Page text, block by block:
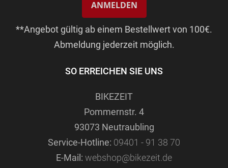
ANMELDEN
**Angebot gültig ab einem Bestellwert von 100€.
Abmeldung jederzeit möglich.
SO ERREICHEN SIE UNS
BIKEZEIT
Pommernstr. 4
93073 Neutraubling
Service-Hotline: 09401 - 91 38 70
E-Mail: webshop@bikezeit.de